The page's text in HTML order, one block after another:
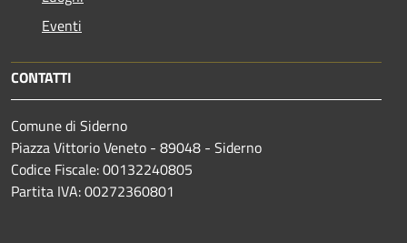
Eventi
CONTATTI
Comune di Siderno
Piazza Vittorio Veneto - 89048 - Siderno
Codice Fiscale: 00132240805
Partita IVA: 00272360801